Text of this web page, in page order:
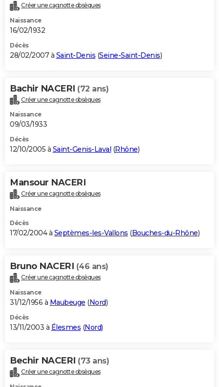
Créer une cagnotte obsèques
Naissance
16/02/1932
Décès
28/02/2007 à Saint-Denis (Seine-Saint-Denis)
Bachir NACERI (72 ans)
Créer une cagnotte obsèques
Naissance
09/03/1933
Décès
12/10/2005 à Saint-Genis-Laval (Rhône)
Mansour NACERI
Créer une cagnotte obsèques
Naissance
Décès
17/02/2004 à Septèmes-les-Vallons (Bouches-du-Rhône)
Bruno NACERI (46 ans)
Créer une cagnotte obsèques
Naissance
31/12/1956 à Maubeuge (Nord)
Décès
13/11/2003 à Élesmes (Nord)
Bechir NACERI (73 ans)
Créer une cagnotte obsèques